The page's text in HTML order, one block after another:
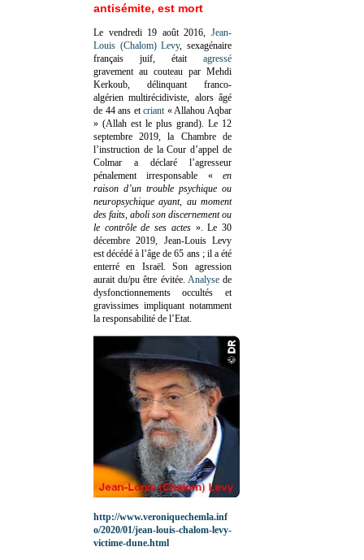
antisémite, est mort
Le vendredi 19 août 2016, Jean-
Louis (Chalom) Levy, sexagénaire
français juif, était agressé
gravement au couteau par Mehdi
Kerkoub, délinquant franco-
algérien multirécidiviste, alors âgé
de 44 ans etcriant « Allahou Aqbar
» (Allah est le plus grand). Le 12
septembre 2019, la Chambre de
l’instruction de la Cour d’appel de
Colmar a déclaré l’agresseur
pénalement irresponsable «en
raison d’un trouble psychique ou
neuropsychique ayant, au moment
des faits, aboli son discernement ou
le contrôle de ses actes». Le 30
décembre 2019, Jean-Louis Levy
est décédé à l’âge de 65 ans ; il a été
enterré en Israël. Son agression
aurait du/pu être évitée. Analysede
dysfonctionnements occultés et
gravissimes impliquant notamment
la responsabilité de l’Etat.
http://www.veroniquechemla.inf
o/2020/01/jean-louis-chalom-levy-
victime-dune.html